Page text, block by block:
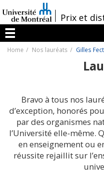
au
contenu
/Prix et
Menu
Home Nos lauréats Gilles
Bravo à tous nos
d’exception, honorés
par des organismes
l’Université elle-même.
en enseignement ou
réussite rejaillit sur